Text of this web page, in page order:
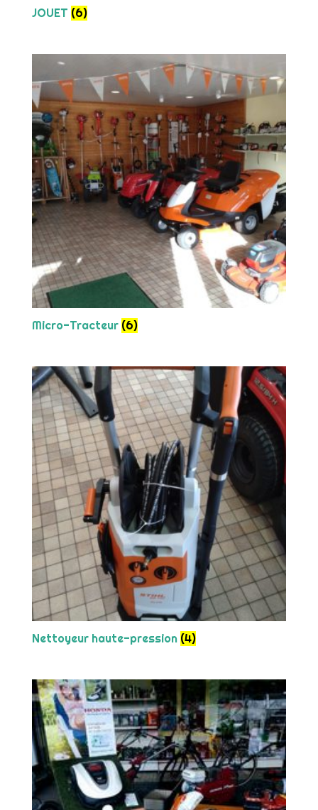
JOUET (6)
Micro-Tracteur (6)
Nettoyeur haute-pression (4)